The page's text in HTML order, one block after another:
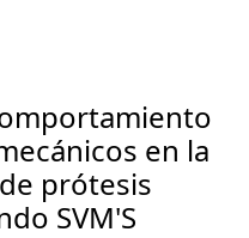
en la
prótesis
SVM'S